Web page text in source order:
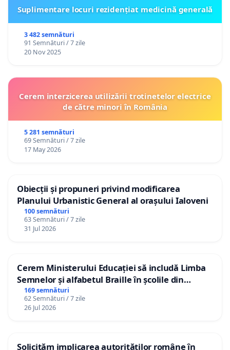
Suplimentare locuri rezidențiat medicină generală
3 482 semnături
91 Semnături / 7 zile
20 Nov 2025
Cerem interzicerea utilizării trotinetelor electrice
de către minori în România
5 281 semnături
69 Semnături / 7 zile
17 May 2026
Obiecții și propuneri privind modificarea
Planului Urbanistic General al orașului Ialoveni
100 semnături
63 Semnături / 7 zile
31 Jul 2026
Cerem Ministerului Educației să includă Limba
Semnelor și alfabetul Braille în școlile din
Republica Moldova!
169 semnături
62 Semnături / 7 zile
26 Jul 2026
Solicităm implicarea autorităților române în